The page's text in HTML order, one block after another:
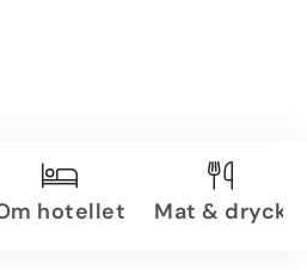
hotellet Mat & dryck